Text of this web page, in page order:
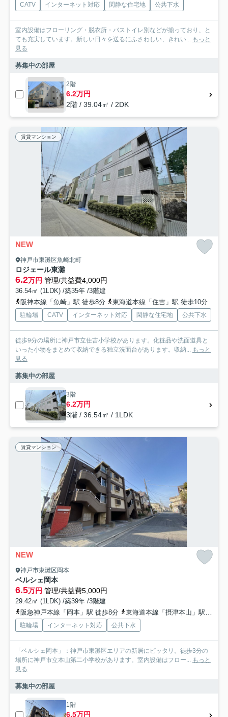
CATV インターネット対応 閑静な住宅地 公共下水
室内設備はフローリング・脱衣所・バストイレ別などが揃っており、と
ても充実しています。新しい日々を送るにふさわしい、きれい... もっと
見る
募集中の部屋
2階
6.2万円
2階 / 39.04㎡ / 2DK
賃貸マンション
NEW
神戸市東灘区魚崎北町
ロジェール東灘
6.2万円 管理/共益費4,000円
36.54㎡ (1LDK) /築35年 /3階建
阪神本線「魚崎」駅 徒歩8分
東海道本線「住吉」駅 徒歩10分
駐輪場 CATV インターネット対応 閑静な住宅地 公共下水
徒歩9分の場所に神戸市立住吉小学校があります。化粧品や洗面道具と
いった小物をまとめて収納できる独立洗面台があります。収納... もっと
見る
募集中の部屋
3階
6.2万円
3階 / 36.54㎡ / 1LDK
賃貸マンション
NEW
神戸市東灘区岡本
ベルシェ岡本
6.5万円 管理/共益費5,000円
29.42㎡ (1LDK) /築39年 /3階建
阪急神戸本線「岡本」駅 徒歩8分
東海道本線「摂津本山」駅 徒歩8分
駐輪場 インターネット対応 公共下水
「ベルシェ岡本」：神戸市東灘区エリアの新居にピッタリ。徒歩3分の
場所に神戸市立本山第二小学校があります。室内設備はフロー... もっと
見る
募集中の部屋
1階
6.5万円